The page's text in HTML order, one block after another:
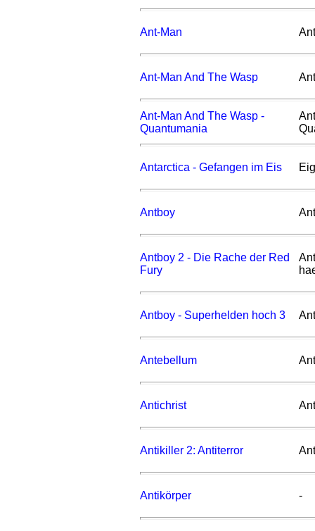
Ant-Man
Ant-Man And The Wasp
Ant-Man And The Wasp -
Quantumania
Antarctica - Gefangen im Eis
Antboy
Antboy 2 - Die Rache der Red
Fury
Antboy - Superhelden hoch 3
Antebellum
Antichrist
Antikiller 2: Antiterror
Antikörper -